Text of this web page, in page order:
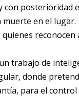
posterioridad
muerte en el lugar.
reconocen
trabajo de
donde
para el